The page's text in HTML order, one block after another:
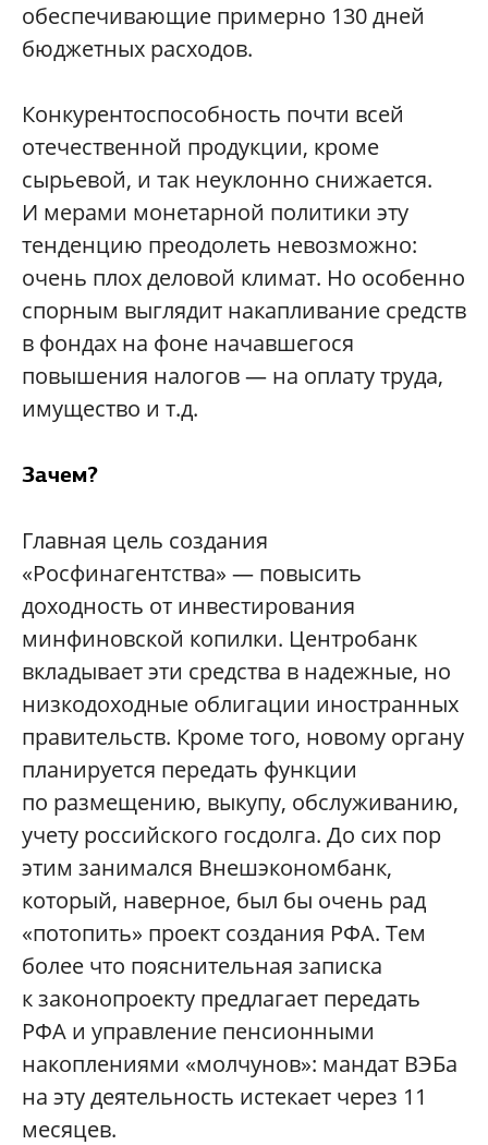
обеспечивающие примерно 130 дней
бюджетных расходов.
Конкурентоспособность почти всей
отечественной продукции, кроме
сырьевой, и так неуклонно снижается.
И мерами монетарной политики эту
тенденцию преодолеть невозможно:
очень плох деловой климат. Но особенно
спорным выглядит накапливание средств
в фондах на фоне начавшегося
повышения налогов — на оплату труда,
имущество и т.д.
Зачем?
Главная цель создания
«Росфинагентства» — повысить
доходность от инвестирования
минфиновской копилки. Центробанк
вкладывает эти средства в надежные, но
низкодоходные облигации иностранных
правительств. Кроме того, новому органу
планируется передать функции
по размещению, выкупу, обслуживанию,
учету российского госдолга. До сих пор
этим занимался Внешэкономбанк,
который, наверное, был бы очень рад
«потопить» проект создания РФА. Тем
более что пояснительная записка
к законопроекту предлагает передать
РФА и управление пенсионными
накоплениями «молчунов»: мандат ВЭБа
на эту деятельность истекает через 11
месяцев.